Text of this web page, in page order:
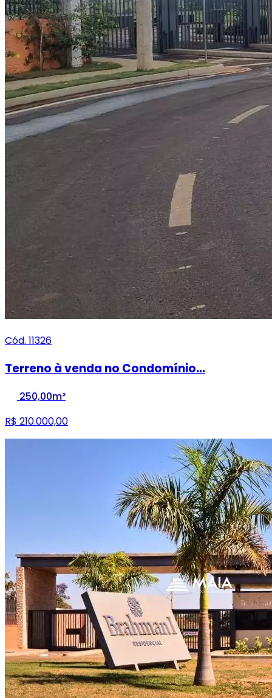
Cód. 11326
Terreno à venda no Condomínio...
250,00m²
R$ 210.000,00